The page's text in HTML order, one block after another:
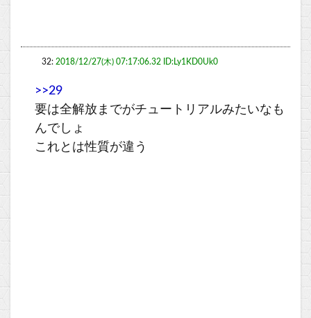
32: 2018/12/27(木) 07:17:06.32 ID:Ly1KD0Uk0
>>29
要は全解放までがチュートリアルみたいなも
んでしょ
これとは性質が違う